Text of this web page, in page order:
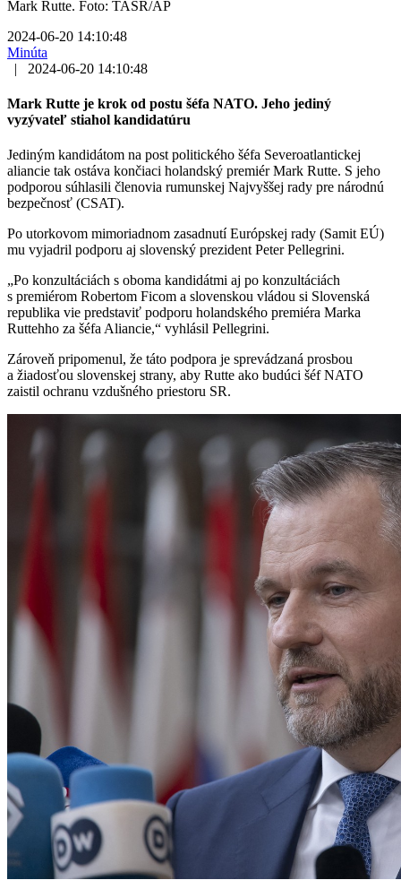
Mark Rutte. Foto: TASR/AP
2024-06-20 14:10:48
Minúta
|
2024-06-20 14:10:48
Mark Rutte je krok od postu šéfa NATO. Jeho jediný
vyzývateľ stiahol kandidatúru
Jediným kandidátom na post politického šéfa Severoatlantickej
aliancie tak ostáva končiaci holandský premiér Mark Rutte. S jeho
podporou súhlasili členovia rumunskej Najvyššej rady pre národnú
bezpečnosť (CSAT).
Po utorkovom mimoriadnom zasadnutí Európskej rady (Samit EÚ)
mu vyjadril podporu aj slovenský prezident Peter Pellegrini.
„Po konzultáciách s oboma kandidátmi aj po konzultáciách
s premiérom Robertom Ficom a slovenskou vládou si Slovenská
republika vie predstaviť podporu holandského premiéra Marka
Ruttehho za šéfa Aliancie,“ vyhlásil Pellegrini.
Zároveň pripomenul, že táto podpora je sprevádzaná prosbou
a žiadosťou slovenskej strany, aby Rutte ako budúci šéf NATO
zaistil ochranu vzdušného priestoru SR.